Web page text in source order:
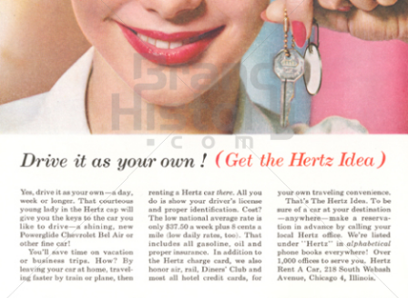
HERTZ
Hertz Autovermietung GmbH, 65760 Eschborn
1957